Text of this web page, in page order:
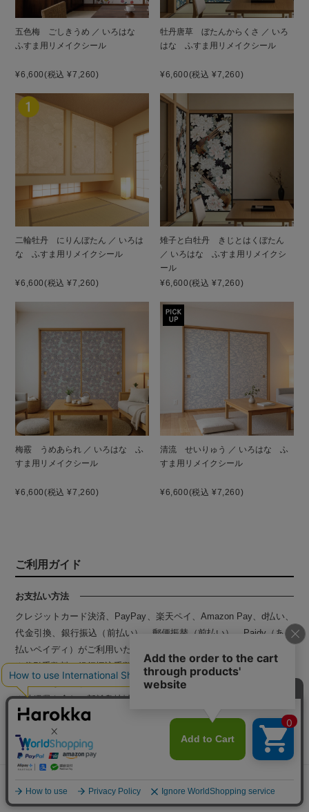
五色梅 ごしきうめ ／ いろはな
ふすま用リメイクシール
¥6,600(税込 ¥7,260)
牡丹唐草 ぼたんからくさ ／ いろ
はな ふすま用リメイクシール
¥6,600(税込 ¥7,260)
二輪牡丹 にりんぼたん ／ いろは
な ふすま用リメイクシール
¥6,600(税込 ¥7,260)
雉子と白牡丹 きじとはくぼたん
／ いろはな ふすま用リメイクシ
ール
¥6,600(税込 ¥7,260)
梅霰 うめあられ ／ いろはな ふ
すま用リメイクシール
¥6,600(税込 ¥7,260)
清流 せいりゅう ／ いろはな ふ
すま用リメイクシール
¥6,600(税込 ¥7,260)
ご利用ガイド
お支払い方法
クレジットカード決済、PayPay、楽天ペイ、Amazon Pay、d払い、
代金引換、銀行振込（前払い）、郵便振替（前払い）、Paidy（あと
払いペイディ）がご利用いただけます。
※代引手数料、銀行振込手数料、郵便振替、ペイディ手数料はお客様
※沖縄県を含む一部離島地域は、お支払い方法にペイディはお選びい
ただけません。
納期
お困りごとはございますか？
貼り方を見る 素材サンプル
よくあるご質問 ご利用ガイド